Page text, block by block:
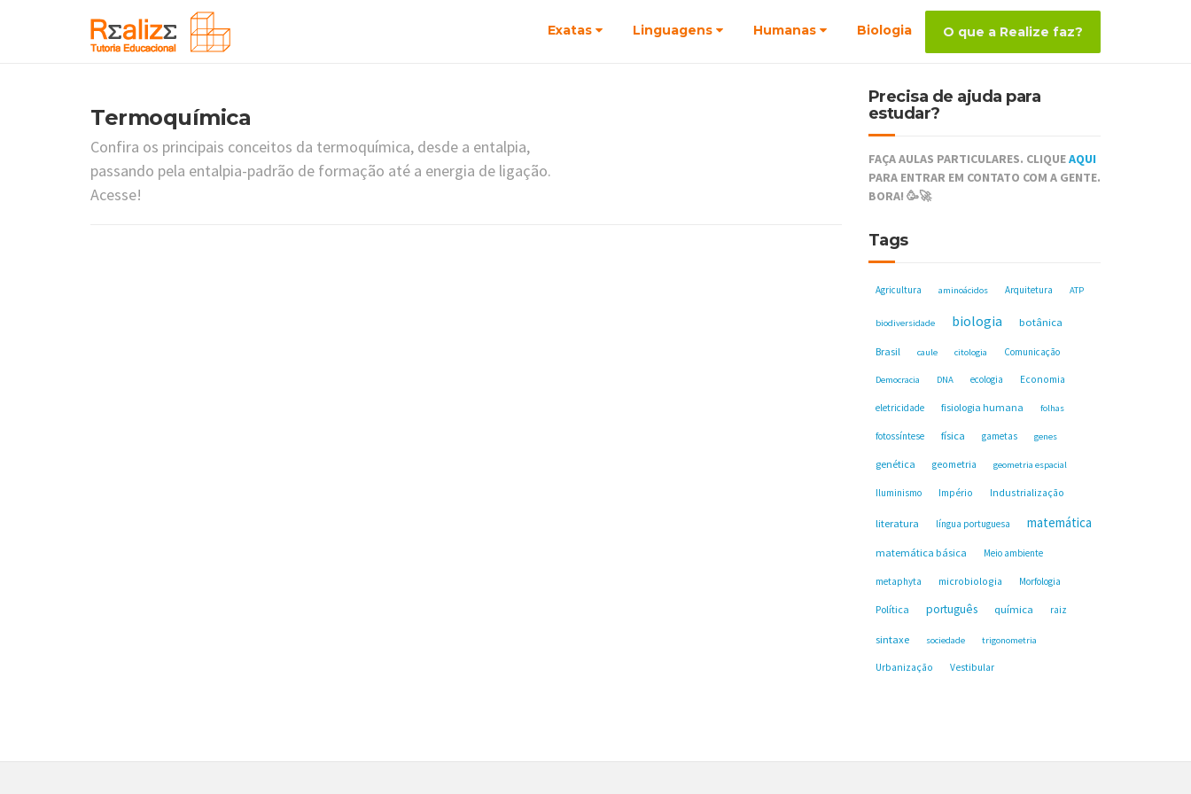
Exatas Linguagens Humanas Biologia O que a Realize faz?
Termoquímica
Confira os principais conceitos da termoquímica, desde a entalpia,
passando pela entalpia-padrão de formação até a energia de ligação.
Acesse!
Precisa de ajuda para
estudar?
FAÇA AULAS PARTICULARES. CLIQUEAQUI
PARA ENTRAR EM CONTATO COM A GENTE.
BORA! 🥳🚀
Tags
Agricultura aminoácidos Arquitetura ATP
biodiversidade biologia botânica
Brasil caule citologia Comunicação
Democracia DNA ecologia Economia
eletricidade fisiologia humana folhas
fotossíntese física gametas genes
genética geometria geometria espacial
Iluminismo Império Industrialização
literatura língua portuguesa matemática
matemática básica Meio ambiente
metaphyta microbiologia Morfologia
Política português química raiz
sintaxe sociedade trigonometria
Urbanização Vestibular